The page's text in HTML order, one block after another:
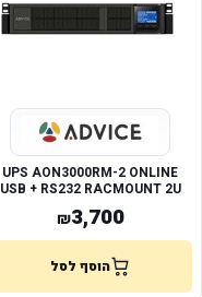
UPS AON3000RM-2 ONLINE
USB + RS232 RACMOUNT 2U
₪3,700
הוסף לסל